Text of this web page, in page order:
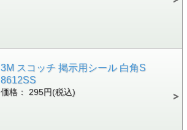
3M スコッチ 掲示用シール 白角S
8612SS
価格： 295円(税込)